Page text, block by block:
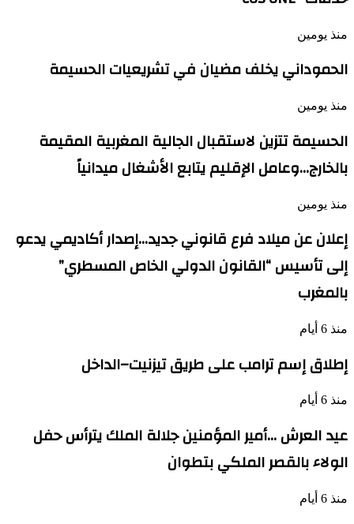
منذ يومين
الحموداني يخلف مضيان في تشريعيات الحسيمة
منذ يومين
الحسيمة تتزين لاستقبال الجالية المغربية المقيمة
بالخارج…وعامل الإقليم يتابع الأشغال ميدانياً
منذ يومين
إعلان عن ميلاد فرع قانوني جديد…إصدار أكاديمي يدعو
إلى تأسيس “القانون الدولي الخاص المسطري”
بالمغرب
منذ 6 أيام
إطلاق إسم ترامب على طريق تيزنيت–الداخل
منذ 6 أيام
عيد العرش …أمير المؤمنين جلالة الملك يترأس حفل
الولاء بالقصر الملكي بتطوان
منذ 6 أيام